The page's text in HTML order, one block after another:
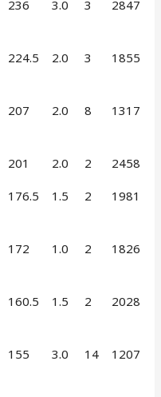
236 3.0 3 2847
224.5 2.0 3 1855
207 2.0 8 1317
201 2.0 2 2458
176.5 1.5 2 1981
172 1.0 2 1826
160.5 1.5 2 2028
155 3.0 14 1207